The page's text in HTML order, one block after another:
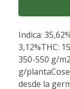
Indica:
3,12%THC:
350-550 g/
g/
desde la